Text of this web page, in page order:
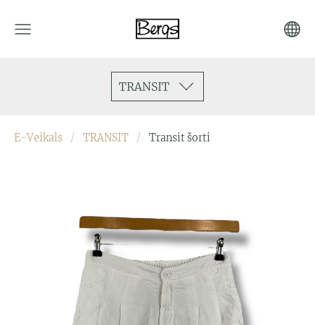
TRANSIT
E-Veikals TRANSIT Transit šorti